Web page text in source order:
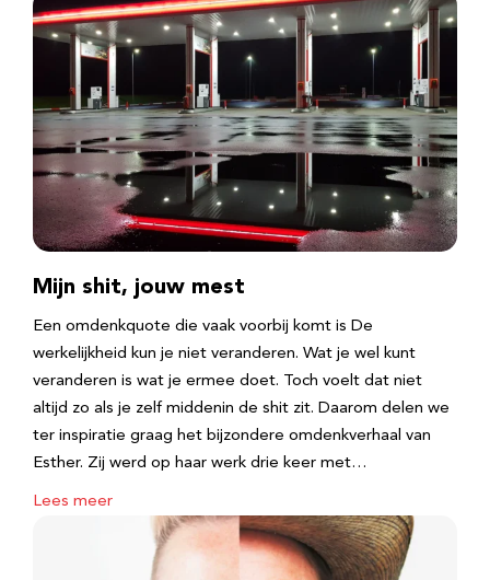
Mijn shit, jouw mest
Een omdenkquote die vaak voorbij komt is De
werkelijkheid kun je niet veranderen. Wat je wel kunt
veranderen is wat je ermee doet. Toch voelt dat niet
altijd zo als je zelf middenin de shit zit. Daarom delen we
ter inspiratie graag het bijzondere omdenkverhaal van
Esther. Zij werd op haar werk drie keer met…
Lees meer